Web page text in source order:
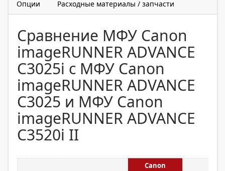
Опции Расходные материалы / запчасти
Сравнение МФУ Canon
imageRUNNER ADVANCE
C3025i с МФУ Canon
imageRUNNER ADVANCE
C3025 и МФУ Canon
imageRUNNER ADVANCE
C3520i II
Canon